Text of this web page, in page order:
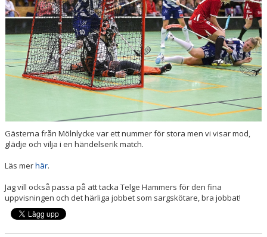
LEDIGA JOBB!
BILDGALLERI
EXTERNA LÄNKAR
SPELA INNEBANDY I TELGE
Gästerna från Mölnlycke var ett nummer för stora men vi visar mod,
glädje och vilja i en händelserik match.
Läs merhär.
Jag vill också passa på att tacka Telge Hammers för den fina
uppvisningen och det härliga jobbet som sargskötare, bra jobbat!